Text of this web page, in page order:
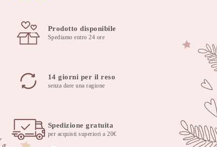
recensioni Prodotto disponibile
Spediamo entro 24 ore
14 giorni per il reso
senza dare una ragione
Spedizione gratuita
per acquisti superiori a 20€